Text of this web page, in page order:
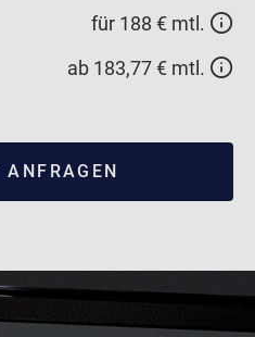
für 188 € mtl.
ab 183,77 € mtl.
ANFRAGEN